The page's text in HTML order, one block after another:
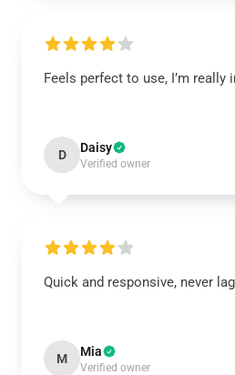
Feels perfect to use, I’m really
D Daisy
Verified owner
Quick and responsive, never
M Mia
Verified owner